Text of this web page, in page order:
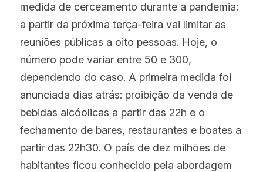
medida de cerceamento durante a pandemia:
a partir da próxima terça-feira vai limitar as
reuniões públicas a oito pessoas. Hoje, o
número pode variar entre 50 e 300,
dependendo do caso. A primeira medida foi
anunciada dias atrás: proibição da venda de
bebidas alcóolicas a partir das 22h e o
fechamento de bares, restaurantes e boates a
partir das 22h30. O país de dez milhões de
habitantes ficou conhecido pela abordagem